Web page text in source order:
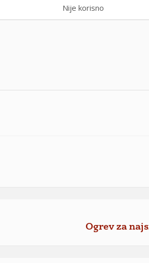
Nije korisno
Ogrev za